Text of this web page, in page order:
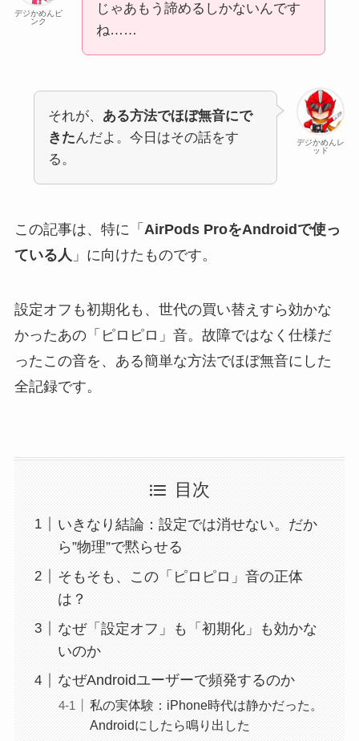
デジかめんピ
ンク
じゃあもう諦めるしかないんです
ね……
デジかめんレ
ッド
それが、 ある方法でほぼ無音にで
きたんだよ。今日はその話をす
る。
この記事は、特に「 AirPods ProをAndroidで使っ
ている人 」に向けたものです。
設定オフも初期化も、世代の買い替えすら効かな
かったあの「ピロピロ」音。故障ではなく仕様だ
ったこの音を、ある簡単な方法でほぼ無音にした
全記録です。
目次
いきなり結論：設定では消せない。だか
ら”物理”で黙らせる
そもそも、この「ピロピロ」音の正体
は？
なぜ「設定オフ」も「初期化」も効かな
いのか
なぜAndroidユーザーで頻発するのか
私の実体験：iPhone時代は静かだった。
Androidにしたら鳴り出した